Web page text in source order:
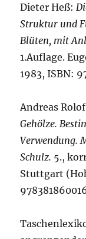
Dieter Heß:
Struktur und
Blüten, mit
1.Auflage.
1983, ISBN:
Andreas
Gehölze.
Verwendung.
Schulz. 5.,
Stuttgart